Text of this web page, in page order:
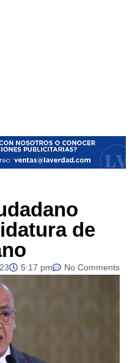
de
5:17 pm No Comments